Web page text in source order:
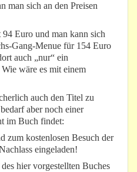
man sich an den Preisen
Euro und man kann sich
Gang-Menue für 154 Euro
auch „nur“ ein
wäre es mit einem
auch den Titel zu
aber noch einer
im Buch findet:
zum kostenlosen Besuch der
eingeladen!
hier vorgestellten Buches